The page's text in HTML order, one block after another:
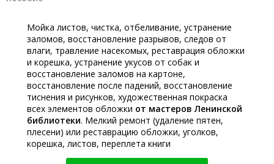
Мойка листов, чистка, отбеливание, устранение
заломов, восстановление разрывов, следов от
влаги, травление насекомых, реставрация обложки
и корешка, устранение укусов от собак и
восстановление заломов на картоне,
восстановление после падений, восстановление
тиснения и рисунков, художественная покраска
всех элементов обложки от мастеров Ленинской
библиотеки. Мелкий ремонт (удаление пятен,
плесени) или реставрацию обложки, уголков,
корешка, листов, переплета книги